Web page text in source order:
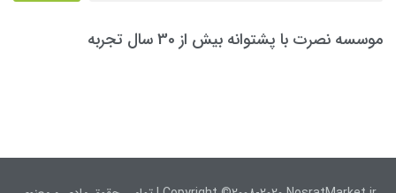
موسسه نصرت با پشتوانه بیش از 30 سال تجربه